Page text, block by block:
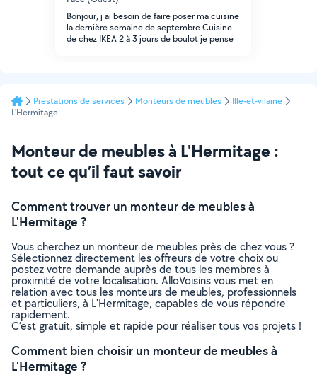
Bonjour, j ai besoin de faire poser ma cuisine
la dernière semaine de septembre Cuisine
de chez IKEA 2 à 3 jours de boulot je pense
Prestations de services Monteurs de meubles
Ille-et-vilaine
L'Hermitage
Monteur de meubles à L'Hermitage :
tout ce qu’il faut savoir
Comment trouver un monteur de meubles à
L'Hermitage ?
Vous cherchez un monteur de meubles près de chez vous ?
Sélectionnez directement les offreurs de votre choix ou
postez votre demande auprès de tous les membres à
proximité de votre localisation. AlloVoisins vous met en
relation avec tous les monteurs de meubles, professionnels
et particuliers, à L'Hermitage, capables de vous répondre
rapidement.
C’est gratuit, simple et rapide pour réaliser tous vos projets !
Comment bien choisir un monteur de meubles à
L'Hermitage ?